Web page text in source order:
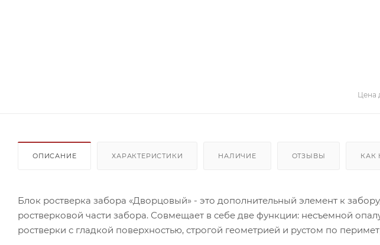
Цена
ОПИСАНИЕ ХАРАКТЕРИСТИКИ НАЛИЧИЕ ОТЗЫВЫ КАК
Блок ростверка забора «Дворцовый» - это дополнительный элемент к
ростверковой части забора. Совмещает в себе две функции: несъемной
ростверки с гладкой поверхностью, строгой геометрией и рустом по